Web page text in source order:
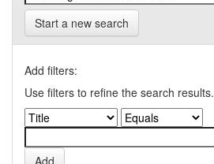
Start a new search
Add filters:
Use filters to refine the search results.